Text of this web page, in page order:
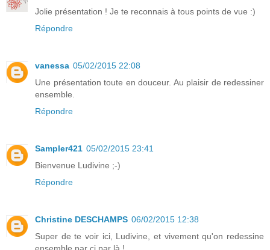
Jolie présentation ! Je te reconnais à tous points de vue :)
Répondre
vanessa 05/02/2015 22:08
Une présentation toute en douceur. Au plaisir de redessiner
ensemble.
Répondre
Sampler421 05/02/2015 23:41
Bienvenue Ludivine ;-)
Répondre
Christine DESCHAMPS 06/02/2015 12:38
Super de te voir ici, Ludivine, et vivement qu'on redessine
ensemble par ci par là !